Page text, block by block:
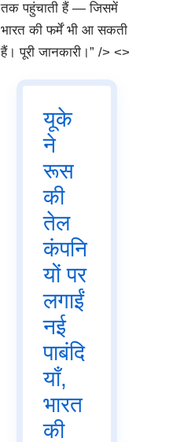
तक पहुंचाती हैं — जिसमें
भारत की फर्में भी आ सकती
हैं। पूरी जानकारी।” /> <>
यूके
ने
रूस
की
तेल
कंपनि
यों पर
लगाईं
नई
पाबंदि
याँ,
भारत
की